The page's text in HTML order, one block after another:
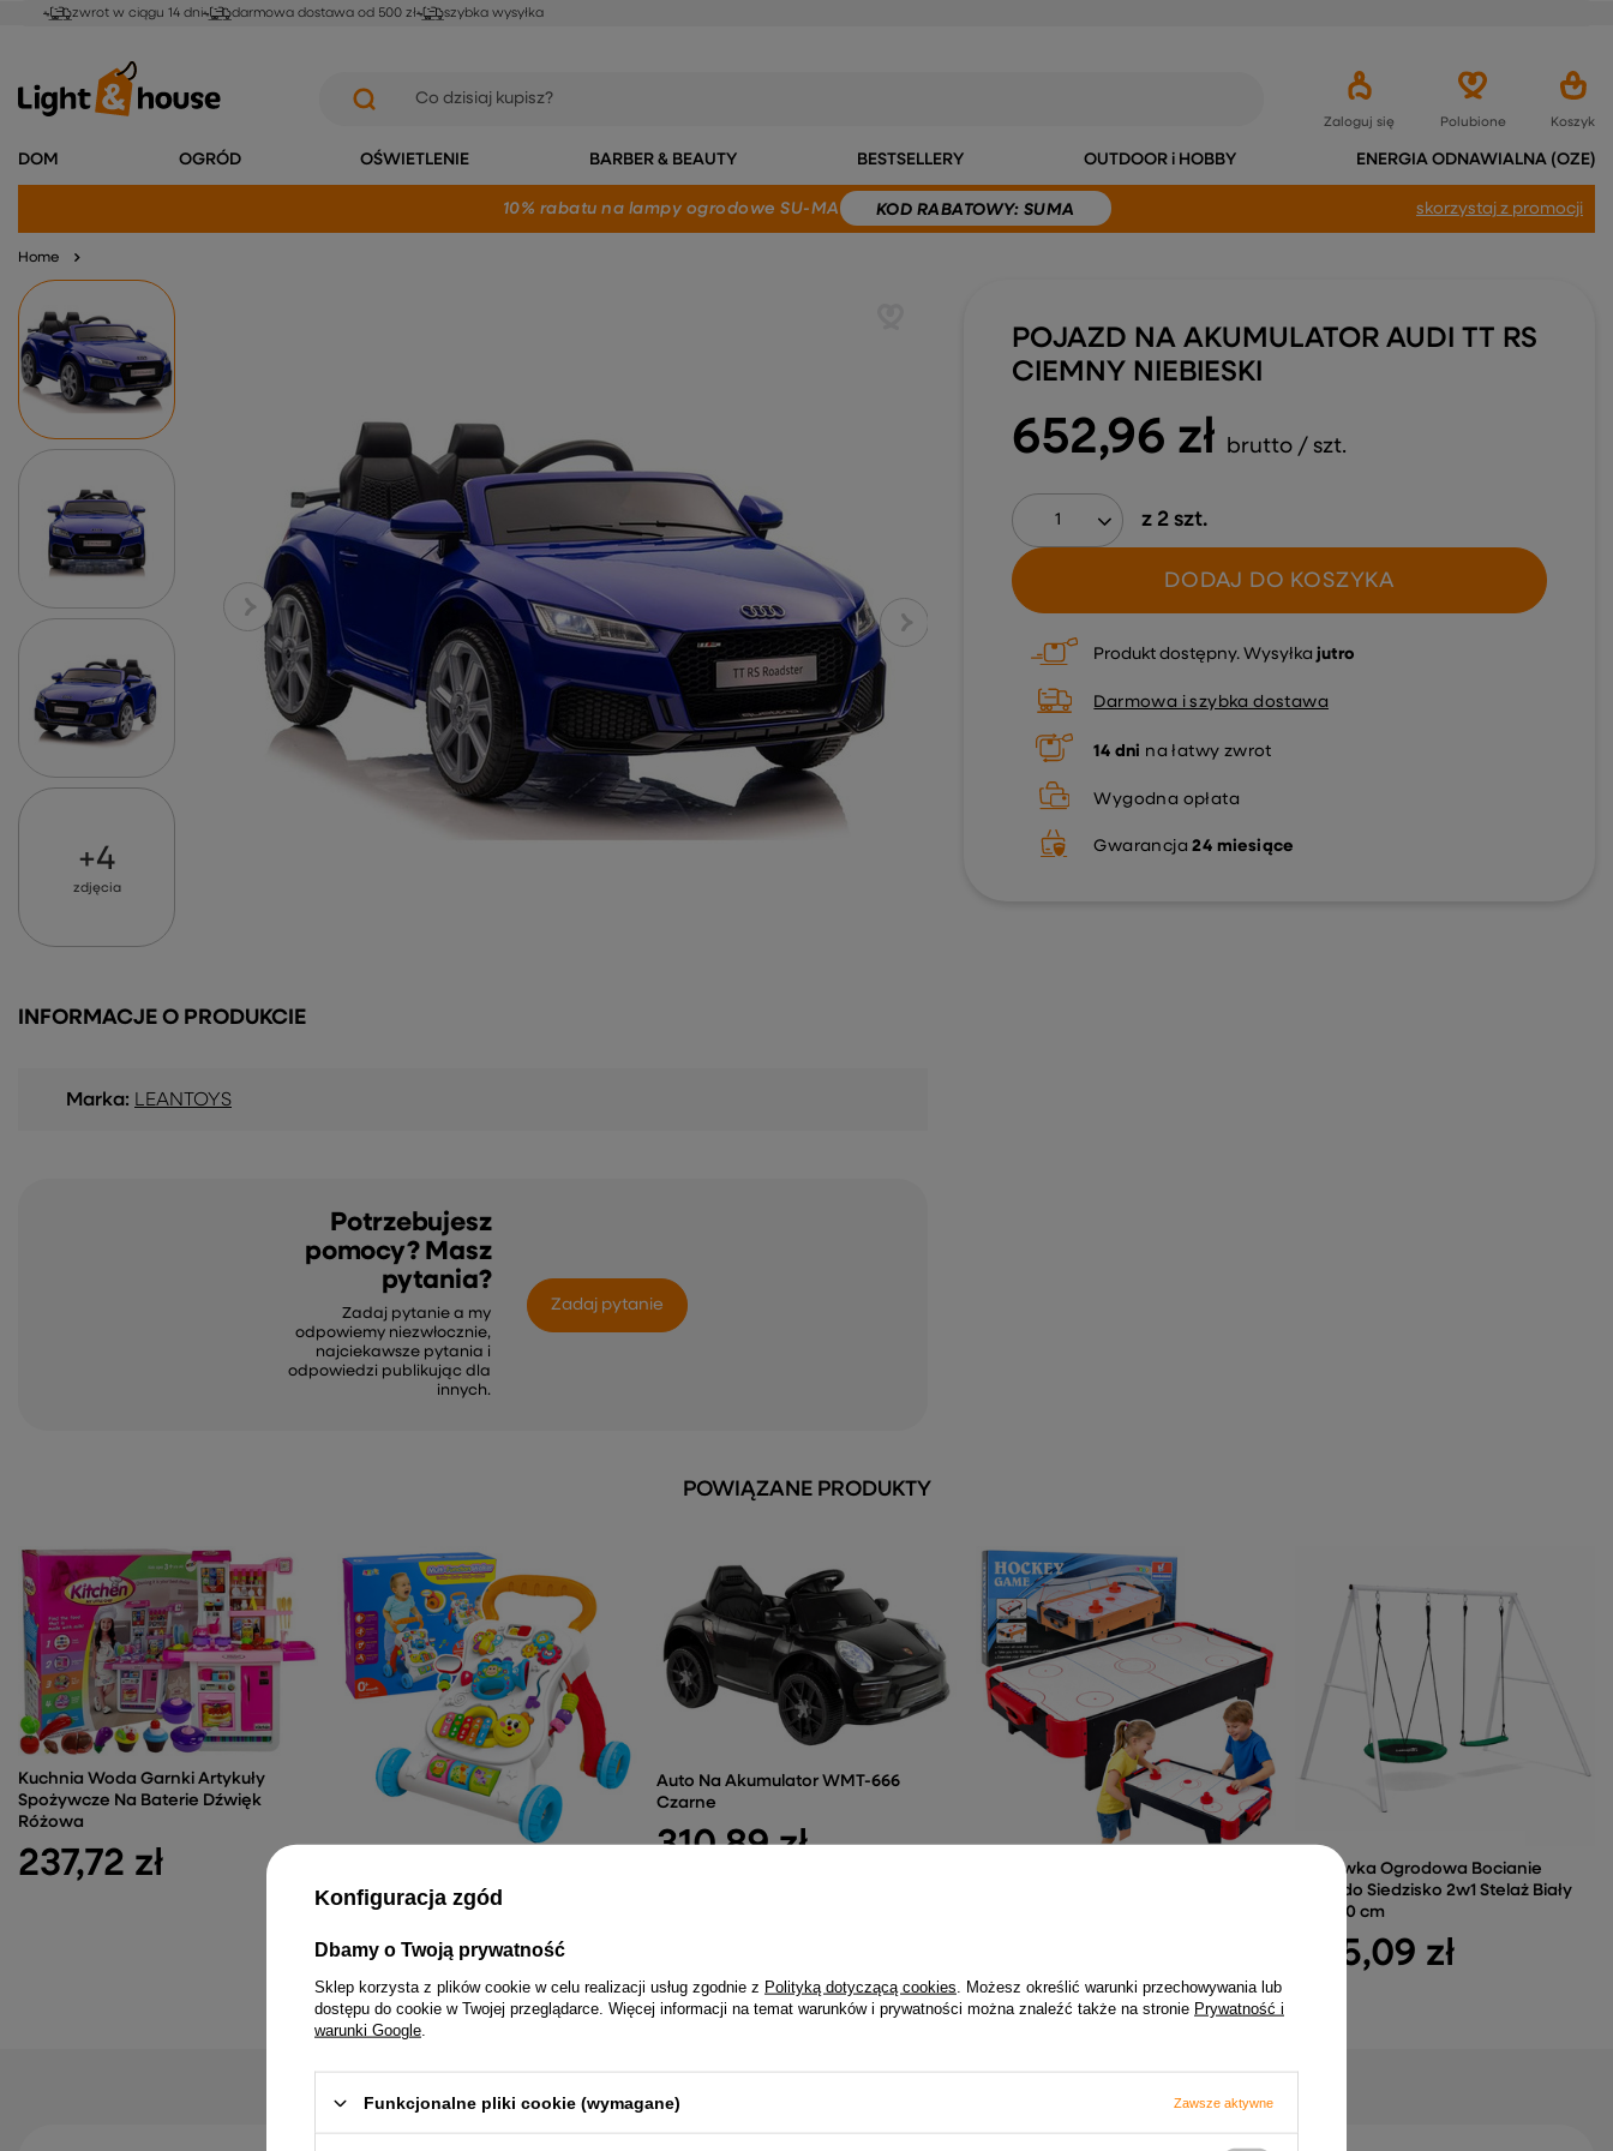
zwrot w ciągu 14 dni darmowa dostawa od 500 zł szybka wysyłka
Zaloguj się Polubione Koszyk
DOM OGRÓD OŚWIETLENIE BARBER & BEAUTY BESTSELLERY OUTDOOR i HOBBY ENERGIA ODNAWIALNA (OZE)
10% rabatu na lampy ogrodowe SU-MA KOD RABATOWY: SUMA skorzystaj z promocji
Home
+4
zdjęcia
652,96 zł brutto / szt.
z 2szt.
DODAJ DO KOSZYKA
POJAZD NA AKUMULATOR AUDI TT RS
CIEMNY NIEBIESKI
Produkt dostępny Wysyłka jutro
Darmowa i szybka dostawa
14 dni na łatwy zwrot
Wygodna opłata
Gwarancja 24 miesiące
INFORMACJE O PRODUKCIE
Marka: LEANTOYS
Potrzebujesz
pomocy? Masz
pytania?
Zadaj pytanie a my
odpowiemy niezwłocznie,
najciekawsze pytania i
odpowiedzi publikując dla
innych.
Zadaj pytanie
POWIĄZANE PRODUKTY
Kuchnia Woda Garnki Artykuły
Spożywcze Na Baterie Dźwięk
Różowa
237,72 zł
Interaktywny Muzyczny Panel 3W1
Dźwięki
112,41 zł
Auto Na Akumulator WMT-666
Czarne
310,89 zł
Huśtawka Ogrodowa Bocianie
Gniazdo Siedzisko 2w1 Stelaż Biały
210x170 cm
435,09 zł
Konfiguracja zgód
Dbamy o Twoją prywatność
Sklep korzysta z plików cookie w celu realizacji usług zgodnie z Polityką dotyczącą cookies . Możesz określić warunki przechowywania lub
dostępu do cookie w Twojej przeglądarce. Więcej informacji na temat warunków i prywatności można znaleźć także na stronie Prywatność i
warunki Google
Funkcjonalne pliki cookie (wymagane) Zawsze aktywne